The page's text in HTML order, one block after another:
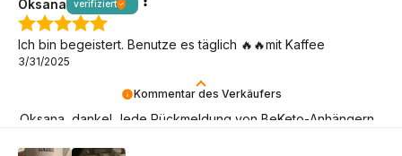
Kommentar des Verkäufers
Oksana, danke! Jede Rückmeldung von BeKeto-Anhängern
Oksana verifiziert
Ich bin begeistert. Benutze es täglich 🔥🔥mit Kaffee
3/31/2025